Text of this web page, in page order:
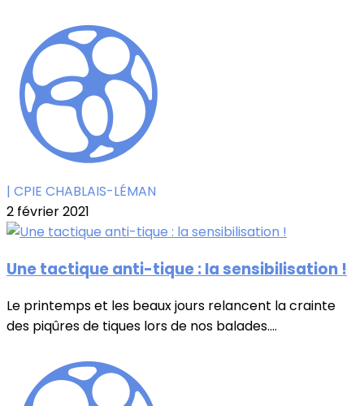
| CPIE CHABLAIS-LÉMAN
2 février 2021
Une tactique anti-tique : la sensibilisation !
Le printemps et les beaux jours relancent la crainte
des piqûres de tiques lors de nos balades....